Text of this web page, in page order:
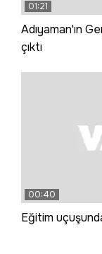
01:21
Adıyaman'ın
çıktı
00:40
Eğitim